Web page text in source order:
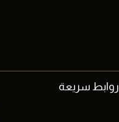
روابط سريعة